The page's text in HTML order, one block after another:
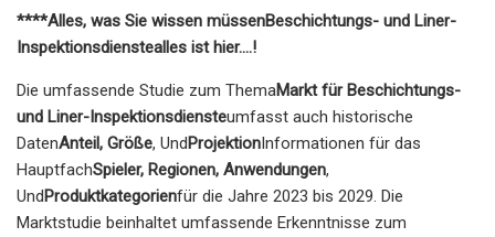
****Alles, was Sie wissen müssenBeschichtungs- und Liner-
Inspektionsdienstealles ist hier….!
Die umfassende Studie zum ThemaMarkt für Beschichtungs-
und Liner-Inspektionsdiensteumfasst auch historische
DatenAnteil, Größe, UndProjektionInformationen für das
HauptfachSpieler, Regionen, Anwendungen,
UndProduktkategorienfür die Jahre 2023 bis 2029. Die
Marktstudie beinhaltet umfassende Erkenntnisse zum